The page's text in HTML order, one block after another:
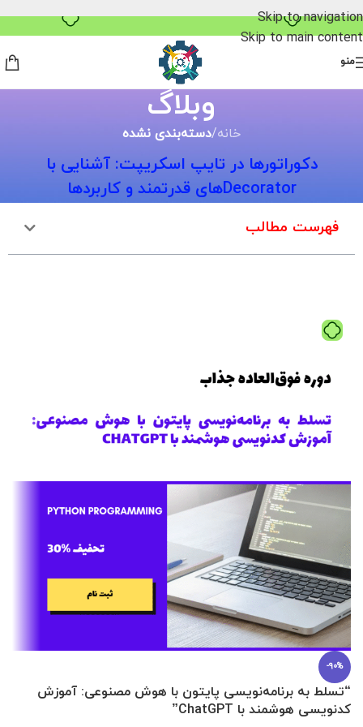
خرید قسطی با ترب‌پی
Skip to navigation
Skip to main content
منو
وبلاگ
خانه/دسته‌بندی نشده
دکوراتورها در تایپ اسکریپت: آشنایی با
Decoratorهای قدرتمند و کاربردها
فهرست مطالب
-90%
“تسلط به برنامه‌نویسی پایتون با هوش مصنوعی: آموزش
کدنویسی هوشمند با ChatGPT”